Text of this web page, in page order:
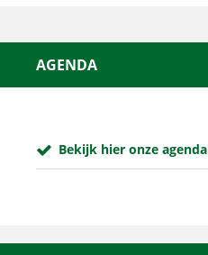
AGENDA
Bekijk hier onze agenda